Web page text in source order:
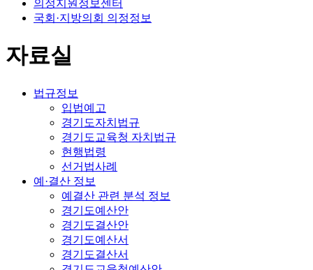
의정지원정보센터
국회·지방의회 의정정보
자료실
법규정보
입법예고
경기도자치법규
경기도교육청 자치법규
현행법령
선거법사례
예·결산 정보
예결산 관련 분석 정보
경기도예산안
경기도결산안
경기도예산서
경기도결산서